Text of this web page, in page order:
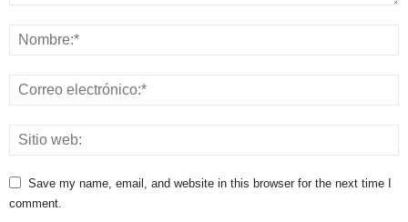
Save my name, email, and website in this browser for the next time I
comment.